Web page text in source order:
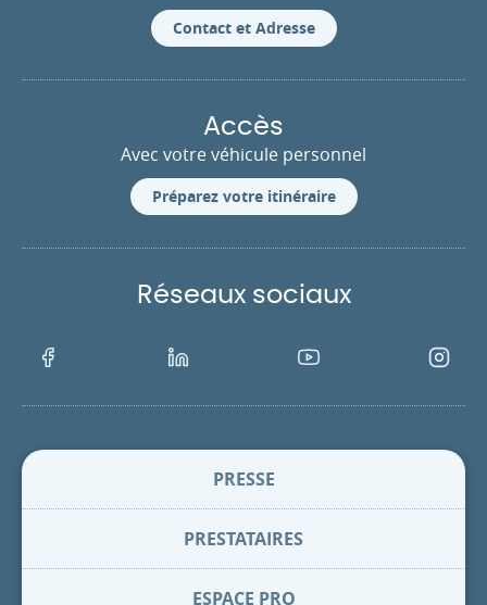
Contact et Adresse
Accès
Avec votre véhicule personnel
Préparez votre itinéraire
Réseaux sociaux
Facebook LinkedIn Youtube
PRESSE
PRESTATAIRES
ESPACE PRO